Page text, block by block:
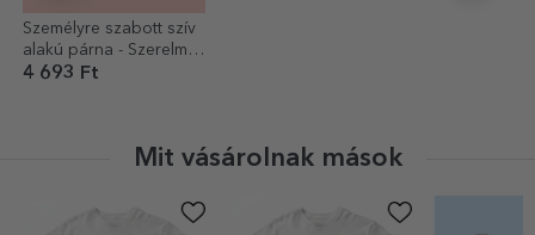
Személyre szabott szív
alakú párna - Szerelmes
vagyok beléd
4 693 Ft
Mit vásárolnak mások